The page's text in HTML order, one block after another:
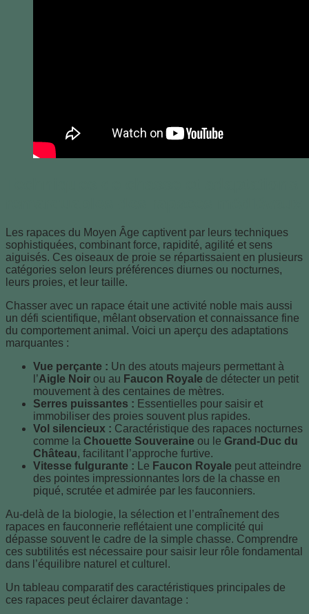
Les rapaces du Moyen Âge captivent par leurs techniques
sophistiquées, combinant force, rapidité, agilité et sens
aiguisés. Ces oiseaux de proie se répartissaient en plusieurs
catégories selon leurs préférences diurnes ou nocturnes,
leurs proies, et leur taille.
Chasser avec un rapace était une activité noble mais aussi
un défi scientifique, mêlant observation et connaissance fine
du comportement animal. Voici un aperçu des adaptations
marquantes :
Vue perçante : Un des atouts majeurs permettant à
l’Aigle Noir ou au Faucon Royale de détecter un petit
mouvement à des centaines de mètres.
Serres puissantes : Essentielles pour saisir et
immobiliser des proies souvent plus rapides.
Vol silencieux : Caractéristique des rapaces nocturnes
comme la Chouette Souveraine ou le Grand-Duc du
Château, facilitant l’approche furtive.
Vitesse fulgurante : Le Faucon Royale peut atteindre
des pointes impressionnantes lors de la chasse en
piqué, scrutée et admirée par les fauconniers.
Au-delà de la biologie, la sélection et l’entraînement des
rapaces en fauconnerie reflétaient une complicité qui
dépasse souvent le cadre de la simple chasse. Comprendre
ces subtilités est nécessaire pour saisir leur rôle fondamental
dans l’équilibre naturel et culturel.
Un tableau comparatif des caractéristiques principales de
ces rapaces peut éclairer davantage :